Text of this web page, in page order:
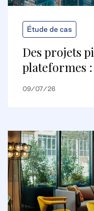
Étude de cas
Des projets
plateformes
de bâtiments
09/07/26